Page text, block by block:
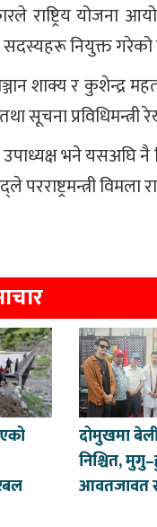
राष्ट्रिय योजना
नियुक्त गरेको
शाक्य र कुशेन्द्र
सूचना
भने यसअघि नै
परराष्ट्रमन्त्री
दोमुखमा
निश्चित,
आवतजावत